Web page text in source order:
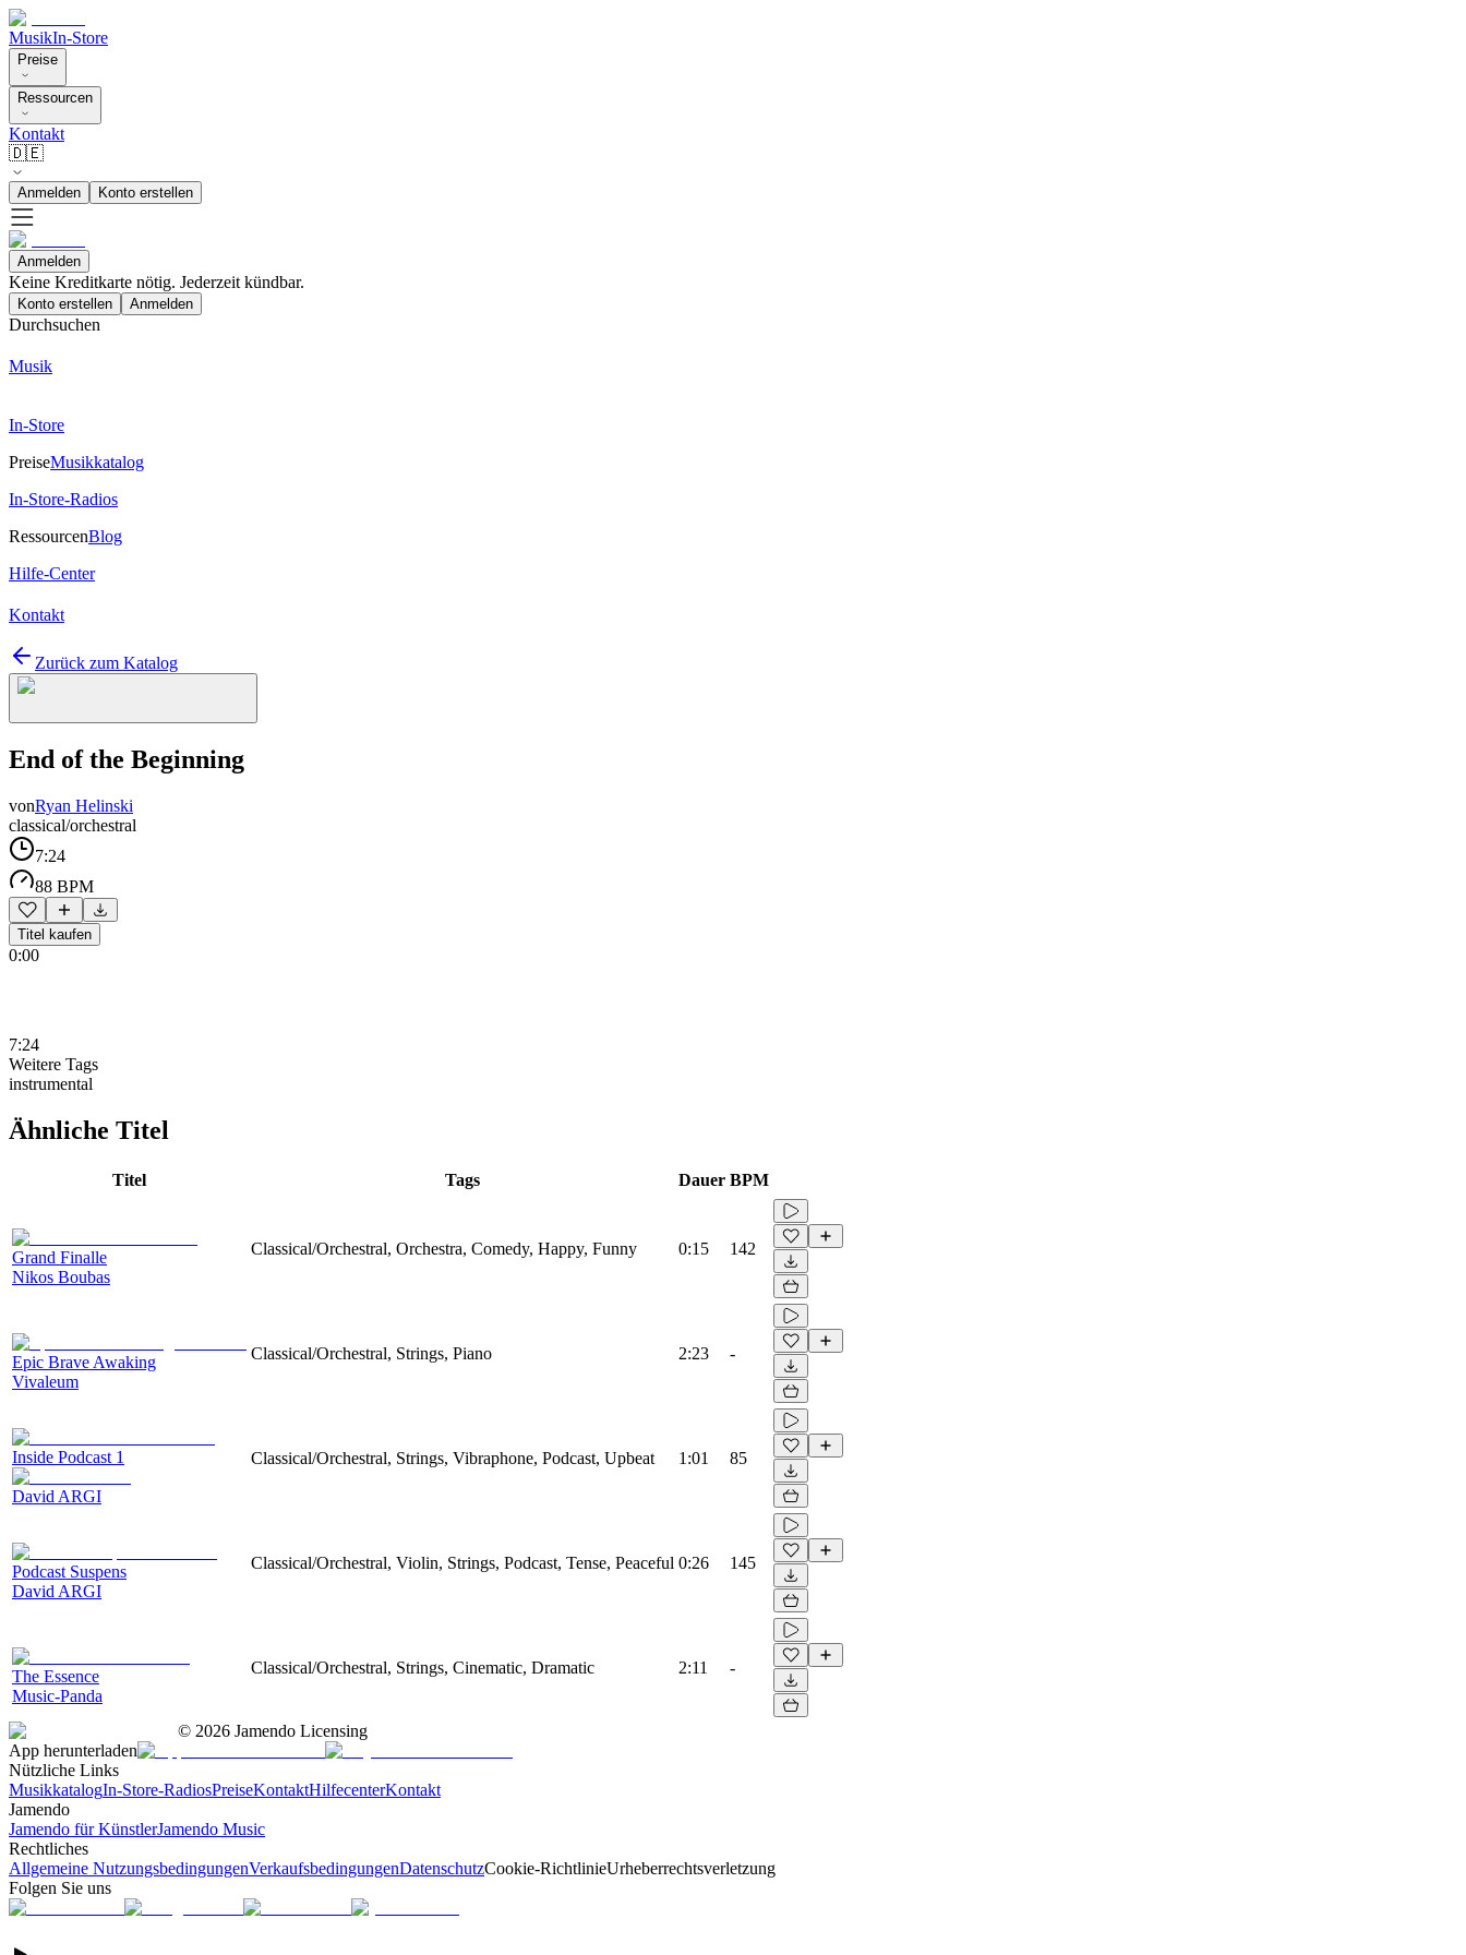
MusikIn-Store
Preise
Ressourcen
Kontakt
🇩🇪
Anmelden Konto erstellen
Anmelden
Keine Kreditkarte nötig. Jederzeit kündbar.
Konto erstellen Anmelden
Durchsuchen
Musik
In-Store
PreiseMusikkatalog
In-Store-Radios
RessourcenBlog
Hilfe-Center
Kontakt
Zurück zum Katalog
End of the Beginning
vonRyan Helinski
classical/orchestral
7:24
88 BPM
Titel kaufen
0:00
7:24
Weitere Tags
instrumental
Ähnliche Titel
Titel Tags Dauer BPM
Grand Finalle
Nikos Boubas
Classical/Orchestral, Orchestra, Comedy, Happy, Funny 0:15 142
Epic Brave Awaking
Vivaleum
Classical/Orchestral, Strings, Piano 2:23 -
Inside Podcast 1
David ARGI
Classical/Orchestral, Strings, Vibraphone, Podcast, Upbeat 1:01 85
Podcast Suspens
David ARGI
Classical/Orchestral, Violin, Strings, Podcast, Tense, Peaceful 0:26 145
The Essence
Music-Panda
Classical/Orchestral, Strings, Cinematic, Dramatic 2:11 -
© 2026 Jamendo Licensing
App herunterladen
Nützliche Links
MusikkatalogIn-Store-RadiosPreiseKontaktHilfecenterKontakt
Jamendo
Jamendo für KünstlerJamendo Music
Rechtliches
Allgemeine NutzungsbedingungenVerkaufsbedingungenDatenschutzCookie-RichtlinieUrheberrechtsverletzung
Folgen Sie uns